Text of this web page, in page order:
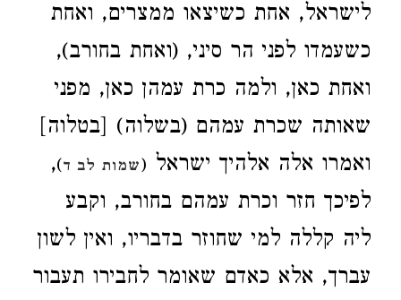
לישראל, אחת כשיצאו ממצרים, ואחת
כשעמדו לפני הר סיני, (ואחת בחורב),
ואחת כאן, ולמה כרת עמהן כאן, מפני
שאותה שכרת עמהם (בשלוה) [בטלוה]
ואמרו אלה אלהיך ישראל (שמות לב ד)
,
לפיכך חזר וכרת עמהם בחורב, וקבע
ליה קללה למי שחוזר בדבריו, ואין לשון
עברך, אלא כאדם שאומר לחבירו תעבור